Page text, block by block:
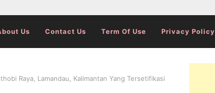
Us Contact Us Term Of Use Privacy Policy
Raya, Lamandau, Kalimantan Yang Tersetifikasi